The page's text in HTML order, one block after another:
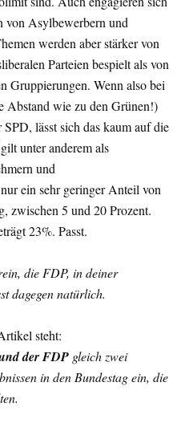
von Asylbewerbern und
werden aber stärker von
Parteien bespielt als von
Gruppierungen. Wenn also bei
Abstand wie zu den Grünen!)
lässt sich das kaum auf die
unter anderem als
und
ein sehr geringer Anteil von
zwischen 5 und 20 Prozent.
23%. Passt.
die FDP, in deiner
dagegen natürlich.
steht:
der FDP gleich zwei
in den Bundestag ein, die